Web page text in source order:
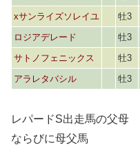
xサンライズソレイユ
牡3
ロジアデレード
牡3
サトノフェニックス
牡3
アラレタバシル
牡3
レパードS出走馬の父母
ならびに母父馬